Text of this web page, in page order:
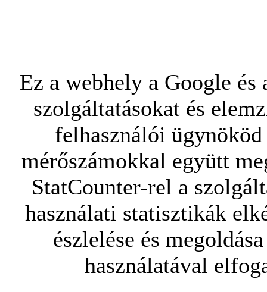
Ez a webhely a Google
szolgáltatásokat és
felhasználói
mérőszámokkal együtt
StatCounter-rel a
használati statisztikák
észlelése és
használatával